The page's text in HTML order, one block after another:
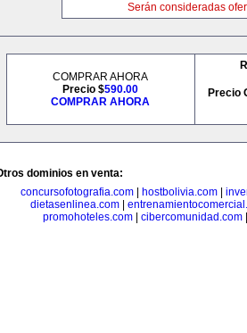
Serán consideradas
COMPRAR AHORA
Precio $590.00
COMPRAR AHORA
Precio
dominios en venta:
concursofotografia.com| hostbolivia.com|
dietasenlinea.com|
promohoteles.com
cibercomunidad.com